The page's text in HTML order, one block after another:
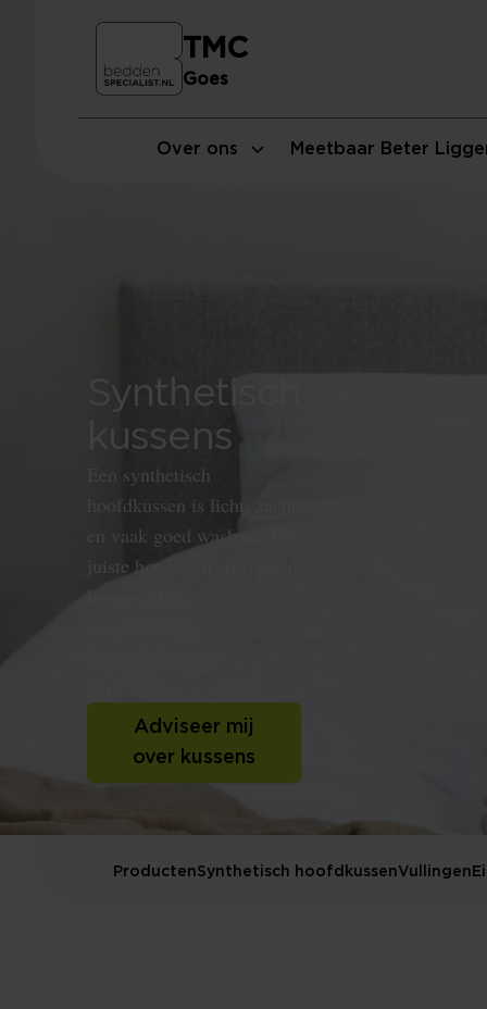
Over ons Meetbaar Beter
TMC
Goes
Synthetisch
kussens
Een synthetisch
hoofdkussen is licht, zacht
en vaak goed wasbaar. De
juiste hoogte en stevigheid
Adviseer mij
over kussens
ProductenSynthetisch hoofdkussenVullingen